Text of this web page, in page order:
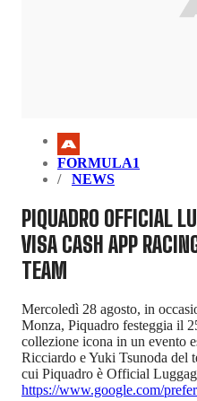
FORMULA1
NEWS
PIQUADRO OFFICIAL
VISA CASH APP
TEAM
Mercoledì 28 agosto, in
Monza, Piquadro festeggia il
collezione icona in un evento
Ricciardo e Yuki Tsunoda del
cui Piquadro è Official
https://www.google.com/